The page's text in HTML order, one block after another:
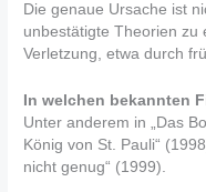
Die genaue Ursache ist
unbestätigte Theorien zu
Verletzung, etwa durch
In welchen bekannten
Unter anderem in „Das
König von St. Pauli“
nicht genug“ (1999).